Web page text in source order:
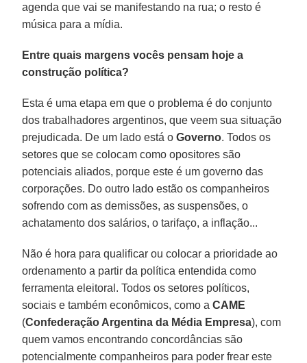
agenda que vai se manifestando na rua; o resto é
música para a mídia.
Entre quais margens vocês pensam hoje a
construção política?
Esta é uma etapa em que o problema é do conjunto
dos trabalhadores argentinos, que veem sua situação
prejudicada. De um lado está oGoverno. Todos os
setores que se colocam como opositores são
potenciais aliados, porque este é um governo das
corporações. Do outro lado estão os companheiros
sofrendo com as demissões, as suspensões, o
achatamento dos salários, o tarifaço, a inflação...
Não é hora para qualificar ou colocar a prioridade ao
ordenamento a partir da política entendida como
ferramenta eleitoral. Todos os setores políticos,
sociais e também econômicos, como aCAME
(Confederação Argentina da Média Empresa), com
quem vamos encontrando concordâncias são
potencialmente companheiros para poder frear este